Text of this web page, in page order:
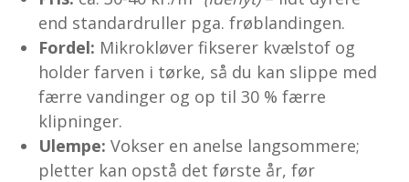
end standardruller pga. frøblandingen.
Fordel: Mikrokløver fikserer kvælstof og
holder farven i tørke, så du kan slippe med
færre vandinger og op til 30 % færre
klipninger.
Ulempe: Vokser en anelse langsommere;
pletter kan opstå det første år, før